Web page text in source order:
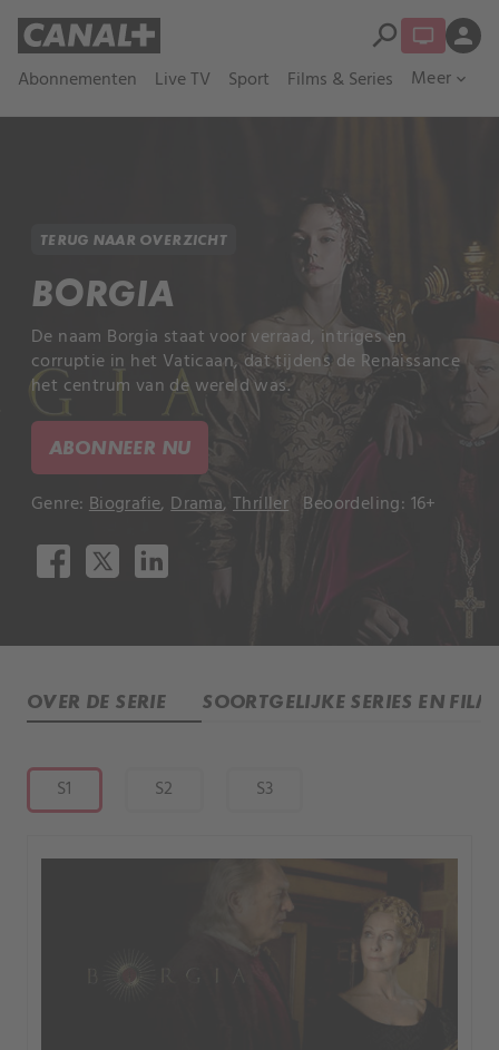
Abonnementen Live TV Sport Films & Series Meer expand_more
search person
TERUG NAAR OVERZICHT
BORGIA
De naam Borgia staat voor verraad, intriges en
corruptie in het Vaticaan, dat tijdens de Renaissance
het centrum van de wereld was.
ABONNEER NU
Genre: Biografie,Drama,Thriller Beoordeling: 16+
OVER DE SERIE SOORTGELIJKE SERIES EN
S1 S2 S3